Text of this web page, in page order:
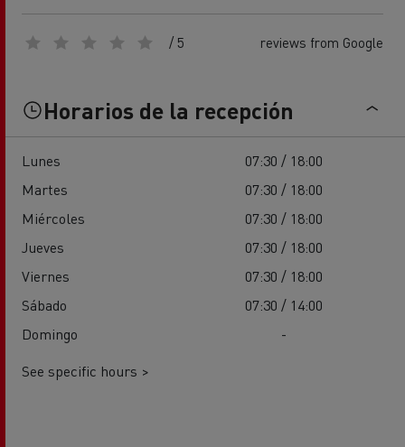
/ 5 reviews from Google
Horarios de la recepción
Lunes
07:30 / 18:00
Martes
07:30 / 18:00
Miércoles
07:30 / 18:00
Jueves
07:30 / 18:00
Viernes
07:30 / 18:00
Sábado
07:30 / 14:00
Domingo
-
See specific hours >